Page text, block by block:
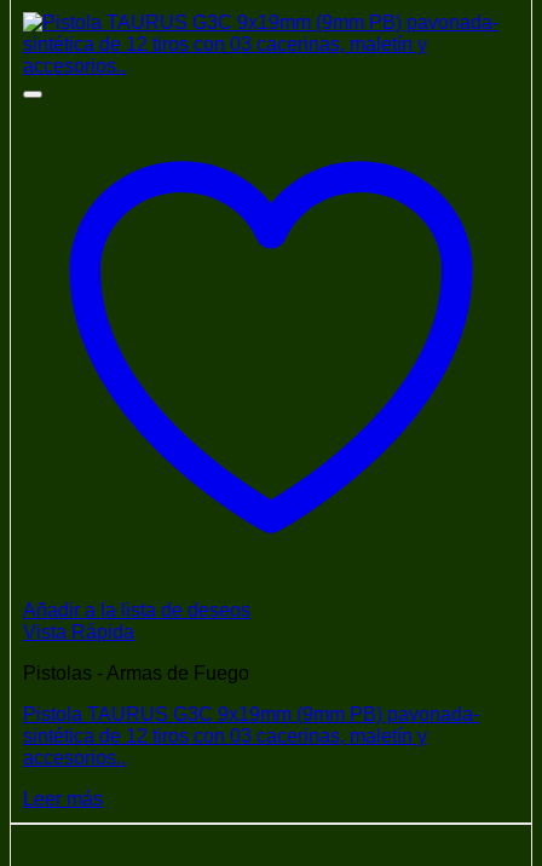
Añadir a la lista de deseos
Vista Rápida
Pistolas - Armas de Fuego
Pistola TAURUS G3C 9x19mm (9mm PB) pavonada-
sintética de 12 tiros con 03 cacerinas, maletín y
accesorios..
Leer más